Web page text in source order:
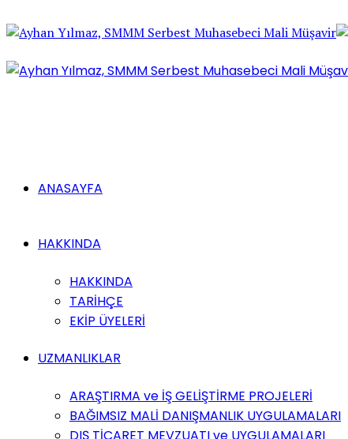
ANASAYFA
HAKKINDA
HAKKINDA
TARİHÇE
EKİP ÜYELERİ
UZMANLIKLAR
ARAŞTIRMA ve İŞ GELİŞTİRME PROJELERİ
BAĞIMSIZ MALİ DANIŞMANLIK UYGULAMALARI